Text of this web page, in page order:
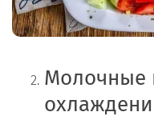
Молочные